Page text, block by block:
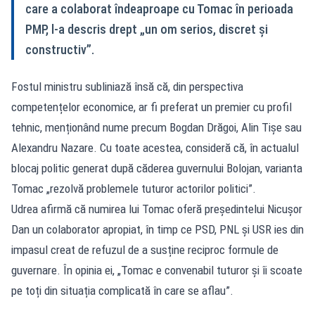
care a colaborat îndeaproape cu Tomac în perioada
PMP, l-a descris drept „un om serios, discret și
constructiv”.
Fostul ministru subliniază însă că, din perspectiva
competențelor economice, ar fi preferat un premier cu profil
tehnic, menționând nume precum Bogdan Drăgoi, Alin Tișe sau
Alexandru Nazare. Cu toate acestea, consideră că, în actualul
blocaj politic generat după căderea guvernului Bolojan, varianta
Tomac „rezolvă problemele tuturor actorilor politici”.
Udrea afirmă că numirea lui Tomac oferă președintelui Nicușor
Dan un colaborator apropiat, în timp ce PSD, PNL și USR ies din
impasul creat de refuzul de a susține reciproc formule de
guvernare. În opinia ei, „Tomac e convenabil tuturor și îi scoate
pe toți din situația complicată în care se aflau”.